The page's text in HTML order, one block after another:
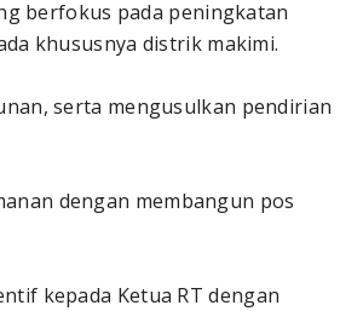
berfokus pada peningkatan
khususnya distrik makimi.
serta mengusulkan pendirian
dengan membangun pos
kepada Ketua RT dengan